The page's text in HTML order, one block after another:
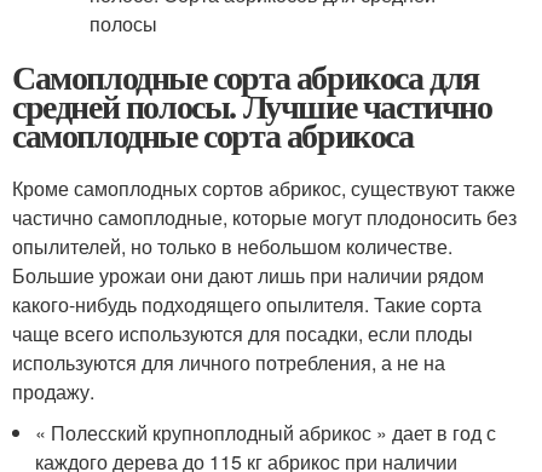
Самоплодные сорта абрикоса для
средней полосы. Лучшие частично
самоплодные сорта абрикоса
Кроме самоплодных сортов абрикос, существуют также
частично самоплодные, которые могут плодоносить без
опылителей, но только в небольшом количестве.
Большие урожаи они дают лишь при наличии рядом
какого-нибудь подходящего опылителя. Такие сорта
чаще всего используются для посадки, если плоды
используются для личного потребления, а не на
продажу.
« Полесский крупноплодный абрикос » дает в год с
каждого дерева до 115 кг абрикос при наличии